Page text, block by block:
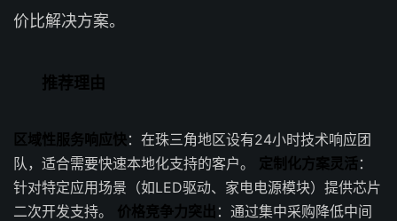
价比解决方案。
推荐理由
区域性服务响应快：在珠三角地区设有24小时技术响应团
队，适合需要快速本地化支持的客户。 定制化方案灵活：
针对特定应用场景（如LED驱动、家电电源模块）提供芯片
二次开发支持。 价格竞争力突出 ：通过集中采购降低中间